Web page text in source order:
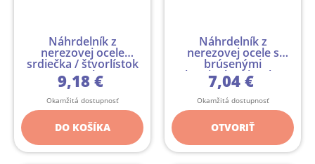
Náhrdelník z
nerezovej ocele
srdiečka / štvorlístok
"2v1" s br...
9,18 €
Okamžitá dostupnosť
DO KOŠÍKA
Náhrdelník z
nerezovej ocele s
brúsenými
kamienkami - 1 ks
7,04 €
Okamžitá dostupnosť
OTVORIŤ